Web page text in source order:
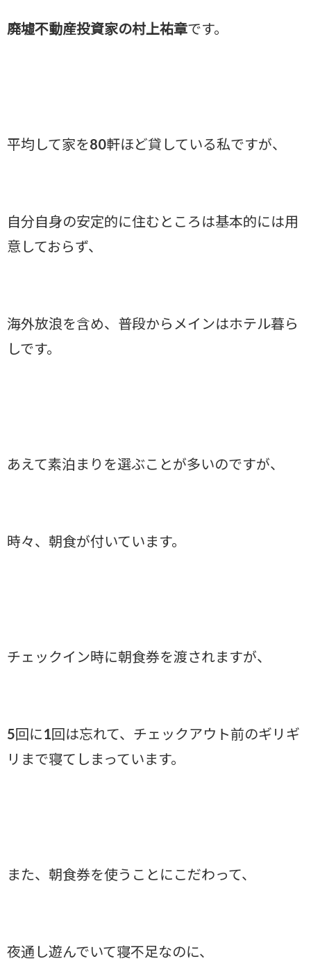
廃墟不動産投資家の村上祐章です。
平均して家を80軒ほど貸している私ですが、
自分自身の安定的に住むところは基本的には用
意しておらず、
海外放浪を含め、普段からメインはホテル暮ら
しです。
あえて素泊まりを選ぶことが多いのですが、
時々、朝食が付いています。
チェックイン時に朝食券を渡されますが、
5回に1回は忘れて、チェックアウト前のギリギ
リまで寝てしまっています。
また、朝食券を使うことにこだわって、
夜通し遊んでいて寝不足なのに、